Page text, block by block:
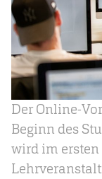
Der Online-
Beginn des
wird im ersten